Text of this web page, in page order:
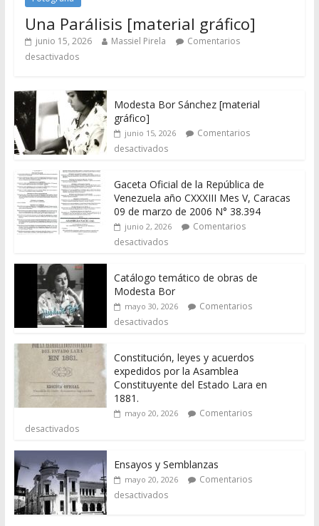
Una Parálisis [material gráfico]
junio 15, 2026 Massiel Pirela
Comentarios
desactivados
Modesta Bor Sánchez [material
gráfico]
junio 15, 2026
Comentarios
desactivados
Gaceta Oficial de la República de
Venezuela año CXXXIII Mes V, Caracas
09 de marzo de 2006 N° 38.394
junio 2, 2026
Comentarios
desactivados
Catálogo temático de obras de
Modesta Bor
mayo 30, 2026
Comentarios
desactivados
Constitución, leyes y acuerdos
expedidos por la Asamblea
Constituyente del Estado Lara en
1881.
mayo 20, 2026
Comentarios
desactivados
Ensayos y Semblanzas
mayo 20, 2026
Comentarios
desactivados